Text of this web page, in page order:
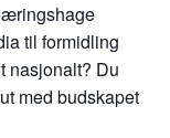
til formidling
nasjonalt? Du
med budskapet